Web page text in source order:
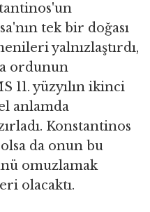
tek bir doğası
yalnızlaştırdı,
ordunun
11. yüzyılın ikinci
anlamda
Konstantinos
da onun bu
omuzlamak
olacaktı.